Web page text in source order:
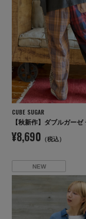
CUBE SUGAR
¥8,690 （税込）
NEW